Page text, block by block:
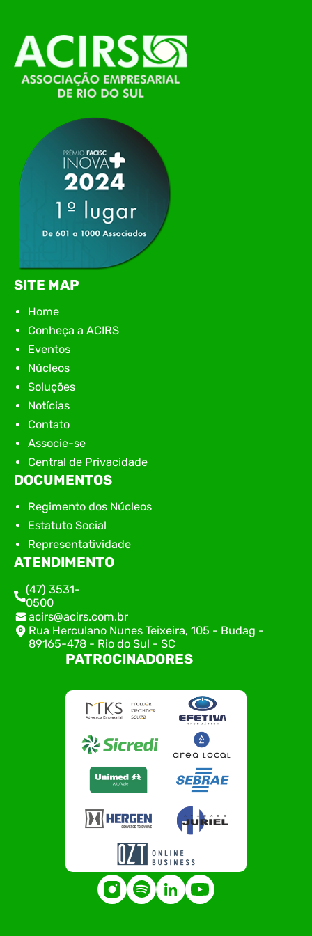
O Polo ACATE-ACIRS, por meio do NIAVI – Núcleo
de Tecnologia da Informação do Alto Vale do
Itajaí, realizou, no dia 21 de julho, o evento
Conexão Tech NIAVI, reunindo empresas de
tecnologia da região para uma noite de
apresentação de novas iniciativas para o setor. O
encontro aconteceu em Rio…
SITE MAP
Home
Conheça a ACIRS
Eventos
Núcleos
Soluções
Notícias
Contato
Associe-se
Central de Privacidade
DOCUMENTOS
Regimento dos Núcleos
Estatuto Social
Representatividade
ATENDIMENTO
(47) 3531-
0500
acirs@acirs.com.br
Rua Herculano Nunes Teixeira, 105 - Budag -
89165-478 - Rio do Sul - SC
PATROCINADORES